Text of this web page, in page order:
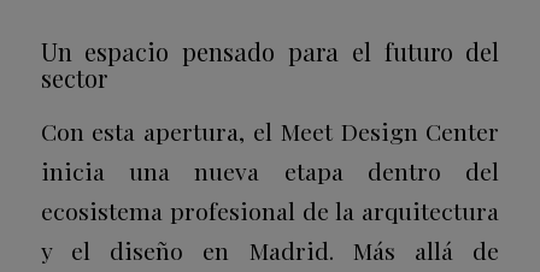
Un espacio pensado para el futuro del
sector
Con esta apertura, el Meet Design Center
inicia una nueva etapa dentro del
ecosistema profesional de la arquitectura
y el diseño en Madrid. Más allá de